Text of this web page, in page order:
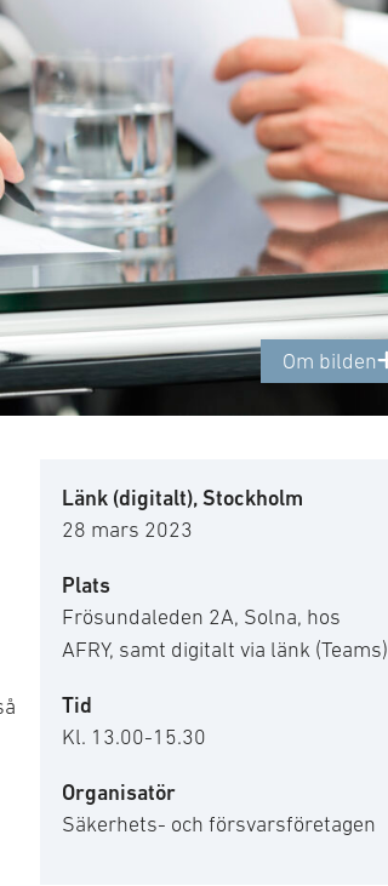
Om bilden
Länk (digitalt), Stockholm
28 mars 2023
Plats
Frösundaleden 2A, Solna, hos
AFRY, samt digitalt via länk (Teams)
Tid
Kl. 13.00-15.30
Organisatör
Säkerhets- och försvarsföretagen